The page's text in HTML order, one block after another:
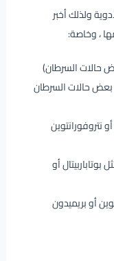
ولذلك أخبر
، وخاصة:
حالات السرطان)
حالات السرطان
نتروفورانتوين
بوتاباربيتال أو
أو بريميدون